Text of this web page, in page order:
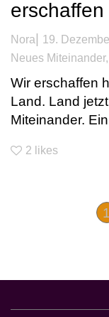
erschaffen
Nora 19.
Neues Miteinander,
Wir erschaffen
Land. Land
Miteinander.
2 likes
1